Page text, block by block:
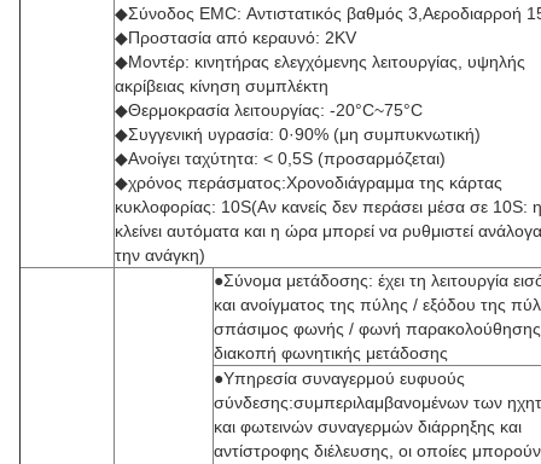
◆Σύνοδος EMC: Αντιστατικός βαθμός 3,Αεροδιαρροή
◆Προστασία από κεραυνό: 2KV
◆Μοντέρ: κινητήρας ελεγχόμενης λειτουργίας, υψηλής
ακρίβειας κίνηση συμπλέκτη
◆Θερμοκρασία λειτουργίας: -20°C~75°C
◆Συγγενική υγρασία: 0·90% (μη συμπυκνωτική)
◆Ανοίγει ταχύτητα: < 0,5S (προσαρμόζεται)
◆χρόνος περάσματος:Χρονοδιάγραμμα της κάρτας
κυκλοφορίας: 10S(Αν κανείς δεν περάσει μέσα σε 10S:
κλείνει αυτόματα και η ώρα μπορεί να ρυθμιστεί
την ανάγκη)
●Σύνομα μετάδοσης: έχει τη λειτουργία
και ανοίγματος της πύλης / εξόδου της
σπάσιμος φωνής / φωνή
διακοπή φωνητικής μετάδοσης
●Υπηρεσία συναγερμού ευφυούς
σύνδεσης:συμπεριλαμβανομένων των
και φωτεινών συναγερμών διάρρηξης και
αντίστροφης διέλευσης, οι οποίες